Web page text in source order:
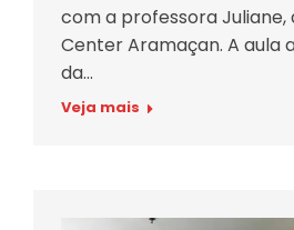
com a professora Juliane,
Center Aramaçan. A aula
da…
Veja mais